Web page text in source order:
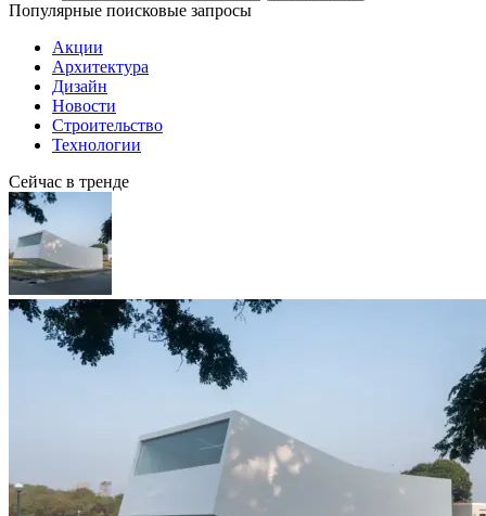
Популярные поисковые запросы
Акции
Архитектура
Дизайн
Новости
Строительство
Технологии
Сейчас в тренде